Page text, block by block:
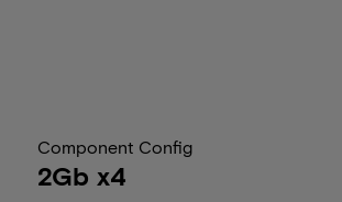
Component Config
2Gb x4